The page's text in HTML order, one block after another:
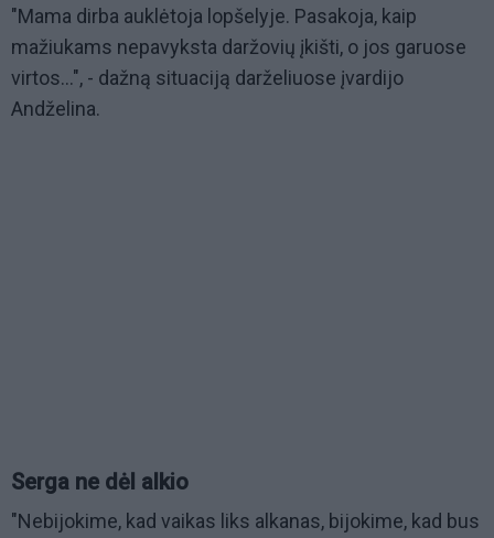
"Mama dirba auklėtoja lopšelyje. Pasakoja, kaip
mažiukams nepavyksta daržovių įkišti, o jos garuose
virtos...", - dažną situaciją darželiuose įvardijo
Andželina.
Serga ne dėl alkio
"Nebijokime, kad vaikas liks alkanas, bijokime, kad bus